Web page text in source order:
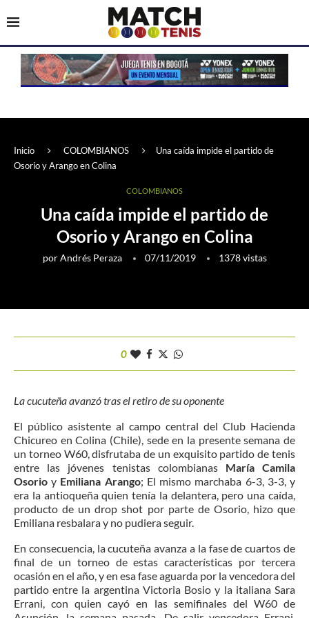
Inicio COLOMBIANOS
Una caída impide el partido de
Osorio y Arango en Colina
COLOMBIANOS
Una caída impide el partido de
Osorio y Arango en Colina
porAndrés Peraza 07/11/2019 1378vistas
0
La cucuteña avanzó tras el retiro de su oponente
El público asistente al campo central del Club Hacienda
Chicureo en Colina (Chile), sede en la presente semana de
un torneo W60, disfrutaba de un exquisito partido de tenis
entre las jóvenes tenistas colombianas María Camila
Osorio y Emiliana Arango; El mismo marchaba 6-3, 3-3, y
era la antioqueña quien tenía la delantera, pero una caída,
producto de un drop shot por parte de Osorio, hizo que
Emiliana resbalara y no pudiera seguir.
En consecuencia, la cucuteña avanza a la fase de cuartos de
final de un torneo de estas características por tercera
ocasión en el año, y en esa fase aguarda por la vencedora del
partido entre la argentina Victoria Bosio y la italiana Sara
Errani, con quien cayó en las semifinales del W60 de